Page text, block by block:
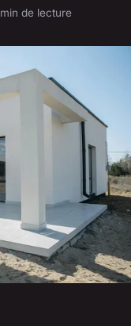
de lecture